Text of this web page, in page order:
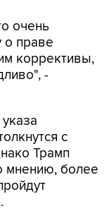
очень
о праве
коррективы,
-
с
Трамп
мнению, более